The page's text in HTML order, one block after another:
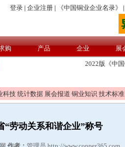
科技 统计数据 展会报道 铜业知识 技术标准
“劳动关系和谐企业”称号